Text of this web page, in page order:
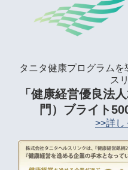
タニタ健康プログラム
ス
「健康経営優良法
門）ブライト500
>>詳し